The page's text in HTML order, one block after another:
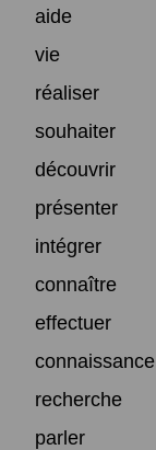
aide
vie
réaliser
souhaiter
découvrir
présenter
intégrer
connaître
effectuer
connaissance
recherche
parler